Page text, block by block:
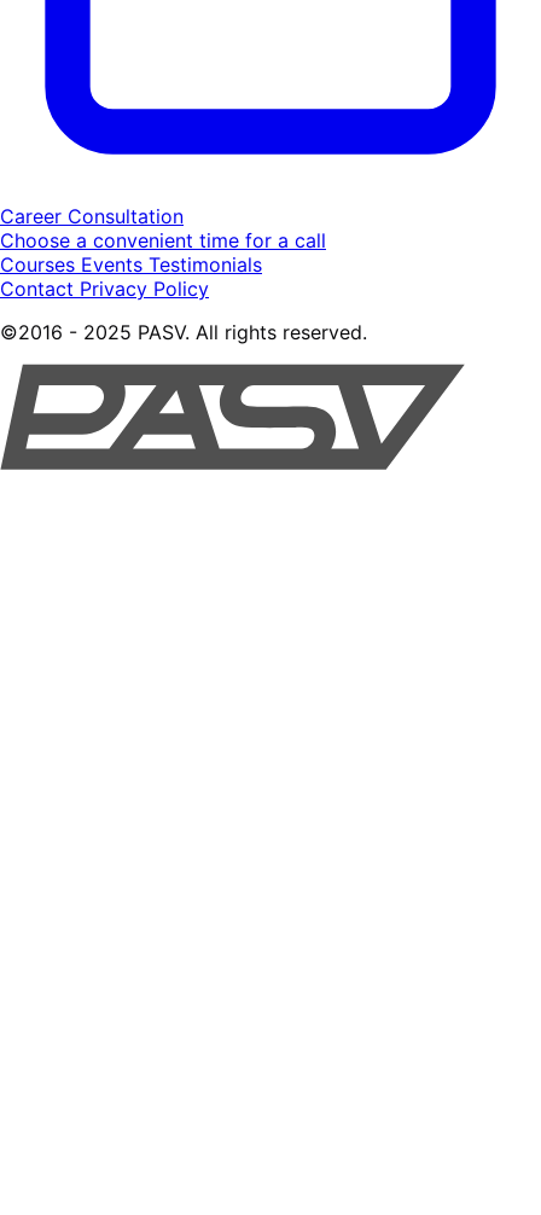
Career Consultation
Choose a convenient time for a call
Courses Events Testimonials
Contact Privacy Policy
©2016 - 2025 PASV. All rights reserved.